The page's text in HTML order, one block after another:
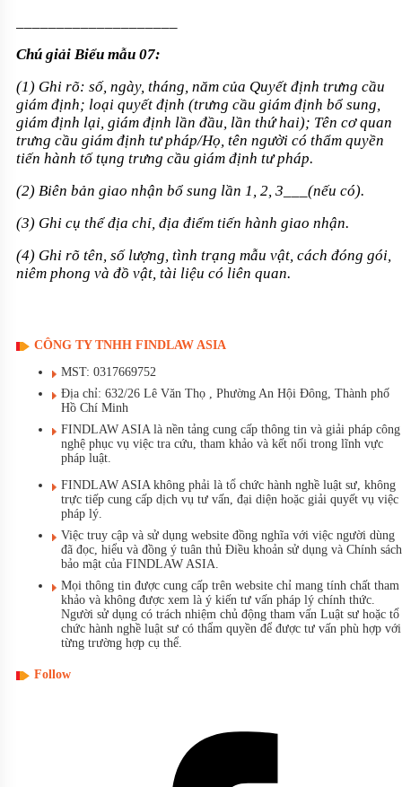
Chú giải Biểu mẫu 07:
(1) Ghi rõ: số, ngày, tháng, năm của Quyết định trưng cầu
giám định; loại quyết định (trưng cầu giám định bổ sung,
giám định lại, giám định lần đầu, lần thứ hai); Tên cơ quan
trưng cầu giám định tư pháp/Họ, tên người có thẩm quyền
tiến hành tố tụng trưng cầu giám định tư pháp.
(2) Biên bản giao nhận bổ sung lần 1, 2, 3___(nếu có).
(3) Ghi cụ thể địa chỉ, địa điểm tiến hành giao nhận.
(4) Ghi rõ tên, số lượng, tình trạng mẫu vật, cách đóng gói,
niêm phong và đồ vật, tài liệu có liên quan.
CÔNG TY TNHH FINDLAW ASIA
MST: 0317669752
Địa chỉ: 632/26 Lê Văn Thọ , Phường An Hội Đông, Thành phố
Hồ Chí Minh
FINDLAW ASIA là nền tảng cung cấp thông tin và giải pháp công
nghệ phục vụ việc tra cứu, tham khảo và kết nối trong lĩnh vực
pháp luật.
FINDLAW ASIA không phải là tổ chức hành nghề luật sư, không
trực tiếp cung cấp dịch vụ tư vấn, đại diện hoặc giải quyết vụ việc
pháp lý.
Việc truy cập và sử dụng website đồng nghĩa với việc người dùng
đã đọc, hiểu và đồng ý tuân thủ Điều khoản sử dụng và Chính sách
bảo mật của FINDLAW ASIA.
Mọi thông tin được cung cấp trên website chỉ mang tính chất tham
khảo và không được xem là ý kiến tư vấn pháp lý chính thức.
Người sử dụng có trách nhiệm chủ động tham vấn Luật sư hoặc tổ
chức hành nghề luật sư có thẩm quyền để được tư vấn phù hợp với
từng trường hợp cụ thể.
Follow